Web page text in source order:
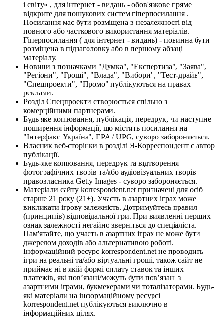
і світу» , для інтернет - видань - обов'язкове пряме
відкрите для пошукових систем гіперпосилання .
Посилання має бути розміщена в незалежності від
повного або часткового використання матеріалів.
Гіперпосилання ( для інтернет - видань) - повинна бути
розміщена в підзаголовку або в першому абзаці
матеріалу.
Новини з позначками "Думка", "Експертиза", "Заява",
"Регіони", "Гроші", "Влада", "Вибори", "Тест-драйв",
"Спецпроекти", "Промо" публікуються на правах
реклами.
Розділ Спецпроекти створюється спільно з
комерційними партнерами.
Будь яке копіювання, публікація, передрук, чи наступне
поширення інформації, що містить посилання на
"Інтерфакс-Україна", EPA / UPG, суворо забороняється.
Власник веб-сторінки в розділі Я-Корреспондент є автор
публікації.
Будь-яке копіювання, передрук та відтворення
фотографічних творів та/або аудіовізуальних творів
правовласника Getty Images - суворо забороняється.
Матеріали сайту korrespondent.net призначені для осіб
старше 21 року (21+). Участь в азартних іграх може
викликати ігрову залежність. Дотримуйтесь правил
(принципів) відповідальної гри. При виявленні перших
ознак залежності негайно зверніться до спеціаліста.
Пам'ятайте, що участь в азартних іграх не може бути
джерелом доходів або альтернативою роботі.
Інформаційний ресурс korrespondent.net не проводить
ігри на реальні та/або віртуальні гроші, також сайт не
приймає ні в якій формі оплату ставок та інших
платежів, які пов’язані/можуть бути пов’язані з
азартними іграми, букмекерами чи тоталізаторами. Будь-
які матеріали на інформаційному ресурсі
korrespondent.net публікуються виключно в
інформаційних цілях.